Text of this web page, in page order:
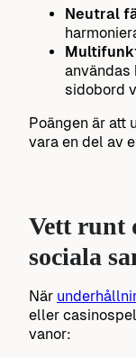
Neutral
användas
sidobord
Poängen är att
vara en del av
Vett runt
sociala
När
eller
vanor: